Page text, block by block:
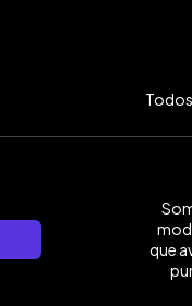
que